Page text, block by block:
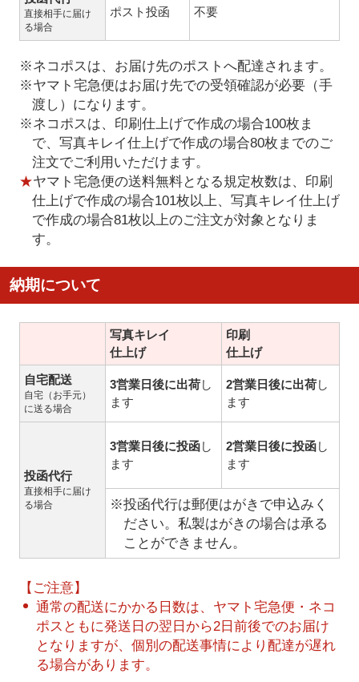
直接相手に届け
る場合
ポスト投函 不要
※ネコポスは、お届け先のポストへ配達されます。
※ヤマト宅急便はお届け先での受領確認が必要（手
渡し）になります。
※ネコポスは、印刷仕上げで作成の場合100枚ま
で、写真キレイ仕上げで作成の場合80枚までのご
注文でご利用いただけます。
★ヤマト宅急便の送料無料となる規定枚数は、印刷
仕上げで作成の場合101枚以上、写真キレイ仕上げ
で作成の場合81枚以上のご注文が対象となりま
す。
納期について
写真キレイ
仕上げ
印刷
仕上げ
自宅配送
自宅（お手元）
に送る場合
3営業日後に出荷し
ます
2営業日後に出荷し
ます
投函代行
直接相手に届け
る場合
3営業日後に投函し
ます
2営業日後に投函し
ます
※投函代行は郵便はがきで申込みく
ださい。私製はがきの場合は承る
ことができません。
【ご注意】
通常の配送にかかる日数は、ヤマト宅急便・ネコ
ポスともに発送日の翌日から2日前後でのお届け
となりますが、個別の配送事情により配達が遅れ
る場合があります。